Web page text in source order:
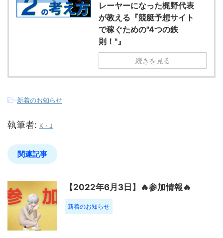
レーヤーになった梶野代表
が教える『競艇予想サイト
で稼ぐための"4つの鉄
則！"』
続きを見る
-新着のお知らせ
執筆者: K・J
関連記事
【2022年6月3日】🔥参加情報🔥
新着のお知らせ